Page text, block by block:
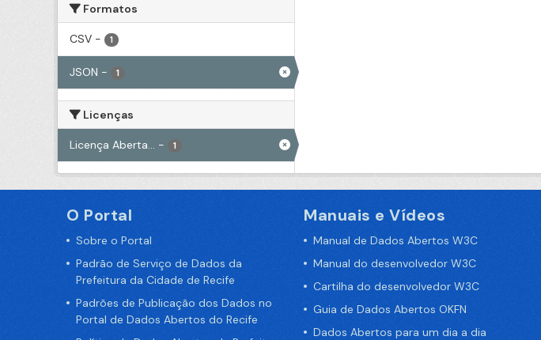
Formatos
CSV - 1
JSON - 1
Licenças
Licença Aberta... - 1
O Portal
Sobre o Portal
Padrão de Serviço de Dados da
Prefeitura da Cidade de Recife
Padrões de Publicação dos Dados no
Portal de Dados Abertos do Recife
Manuais e Vídeos
Manual de Dados Abertos W3C
Manual do desenvolvedor W3C
Cartilha do desenvolvedor W3C
Guia de Dados Abertos OKFN
Dados Abertos para um dia a dia